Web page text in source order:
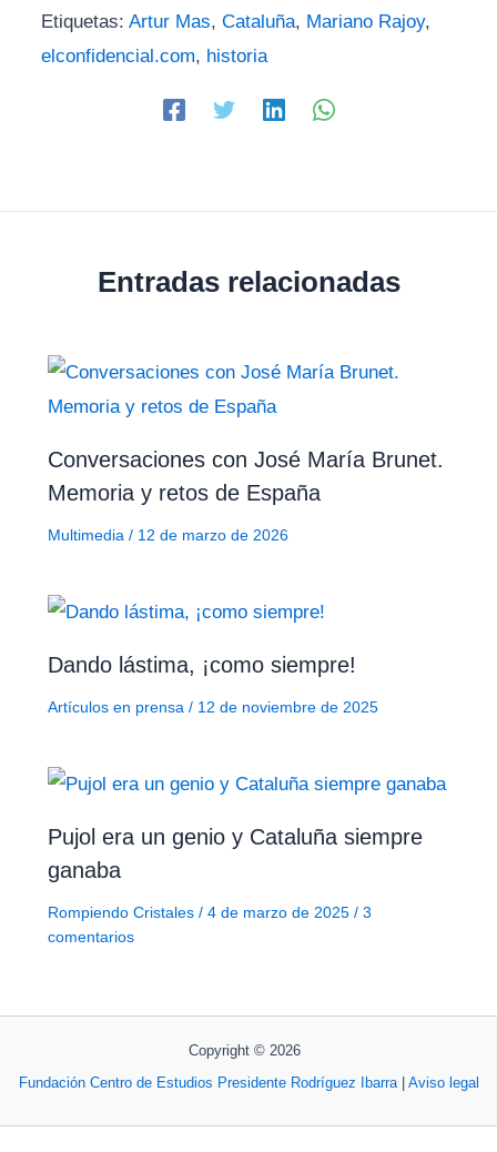
Etiquetas: Artur Mas, Cataluña, Mariano Rajoy,
elconfidencial.com, historia
Entradas relacionadas
Conversaciones con José María Brunet.
Memoria y retos de España
Multimedia/ 12 de marzo de 2026
Dando lástima, ¡como siempre!
Artículos en prensa/ 12 de noviembre de 2025
Pujol era un genio y Cataluña siempre
ganaba
Rompiendo Cristales/ 4 de marzo de 2025 / 3
comentarios
Copyright © 2026
Fundación Centro de Estudios Presidente Rodríguez Ibarra| Aviso legal